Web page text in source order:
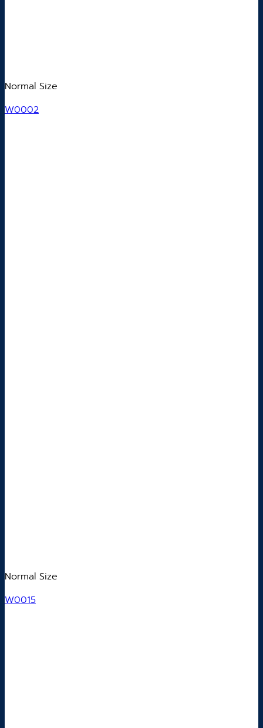
Normal Size
W0002
Normal Size
W0015